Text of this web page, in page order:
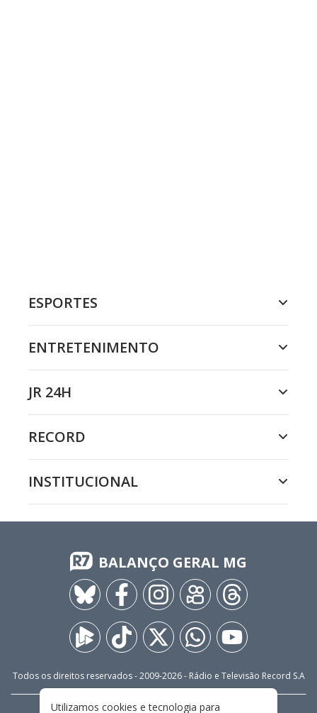
ESPORTES
ENTRETENIMENTO
JR 24H
RECORD
INSTITUCIONAL
BALANÇO GERAL MG
Todos os direitos reservados - 2009-2026- Rádio e Televisão Record S.A
Utilizamos cookies e tecnologia para